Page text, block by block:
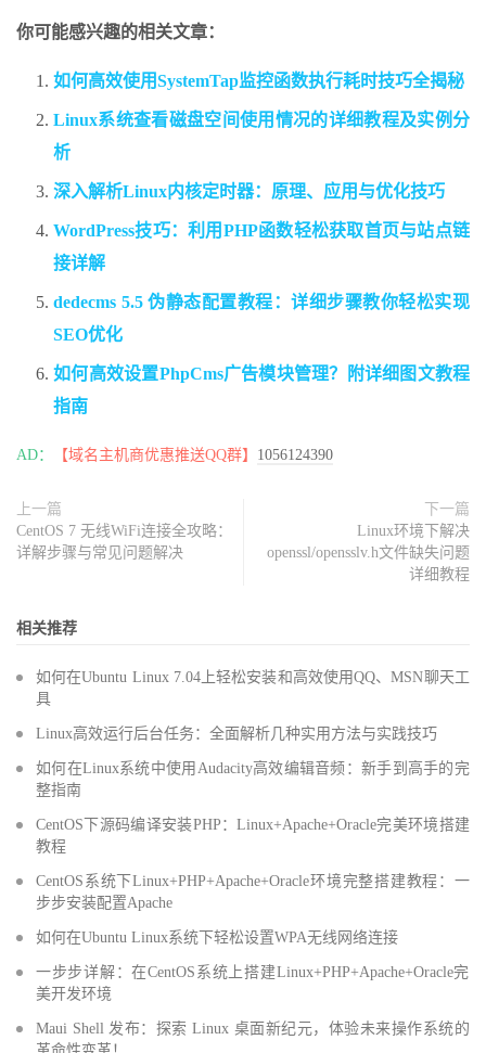
你可能感兴趣的相关文章：
如何高效使用SystemTap监控函数执行耗时技巧全揭秘
Linux系统查看磁盘空间使用情况的详细教程及实例分
析
深入解析Linux内核定时器：原理、应用与优化技巧
WordPress技巧：利用PHP函数轻松获取首页与站点链
接详解
dedecms 5.5 伪静态配置教程：详细步骤教你轻松实现
SEO优化
如何高效设置PhpCms广告模块管理？附详细图文教程
指南
AD： 【域名主机商优惠推送QQ群】 1056124390
上一篇
CentOS 7 无线WiFi连接全攻略：
详解步骤与常见问题解决
下一篇
Linux环境下解决
openssl/opensslv.h文件缺失问题
详细教程
相关推荐
如何在Ubuntu Linux 7.04上轻松安装和高效使用QQ、MSN聊天工
具
Linux高效运行后台任务：全面解析几种实用方法与实践技巧
如何在Linux系统中使用Audacity高效编辑音频：新手到高手的完
整指南
CentOS下源码编译安装PHP：Linux+Apache+Oracle完美环境搭建
教程
CentOS系统下Linux+PHP+Apache+Oracle环境完整搭建教程：一
步步安装配置Apache
如何在Ubuntu Linux系统下轻松设置WPA无线网络连接
一步步详解：在CentOS系统上搭建Linux+PHP+Apache+Oracle完
美开发环境
Maui Shell 发布：探索 Linux 桌面新纪元，体验未来操作系统的